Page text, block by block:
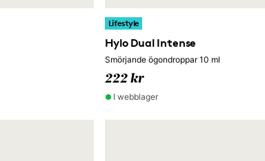
Lifestyle
Hylo Dual Intense
Smörjande ögondroppar 10 ml
222 kr
I webblager